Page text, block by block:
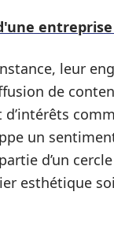
leur
de
un
d’un
esthétique